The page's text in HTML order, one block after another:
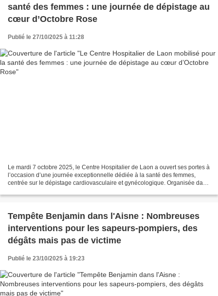
santé des femmes : une journée de dépistage au
cœur d’Octobre Rose
Publié le 27/10/2025 à 11:28
Le mardi 7 octobre 2025, le Centre Hospitalier de Laon a ouvert ses portes à
l’occasion d’une journée exceptionnelle dédiée à la santé des femmes,
centrée sur le dépistage cardiovasculaire et gynécologique. Organisée dans
Tempête Benjamin dans l'Aisne : Nombreuses
interventions pour les sapeurs-pompiers, des
dégâts mais pas de victime
Publié le 23/10/2025 à 19:23